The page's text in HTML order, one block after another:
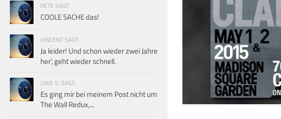
PETE SAGT:
COOLE SACHE das!
VINCENT SAGT:
Ja leider! Und schon wieder zwei Jahre
her', geht wieder schnell.
UWE S. SAGT:
Es ging mir bei meinem Post nicht um
The Wall Redux,...